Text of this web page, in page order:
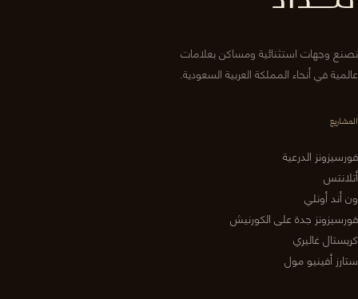
نصنع وجهات استثنائية ومساكن بعلامات
عالمية في أنحاء المملكة العربية السعودية.
المشاريع
فورسيزونز الدرعية
أتلانتس
ون أند أونلي
فورسيزونز جدة على الكورنيش
كريستال غاليري
ستارز أفينيو مول